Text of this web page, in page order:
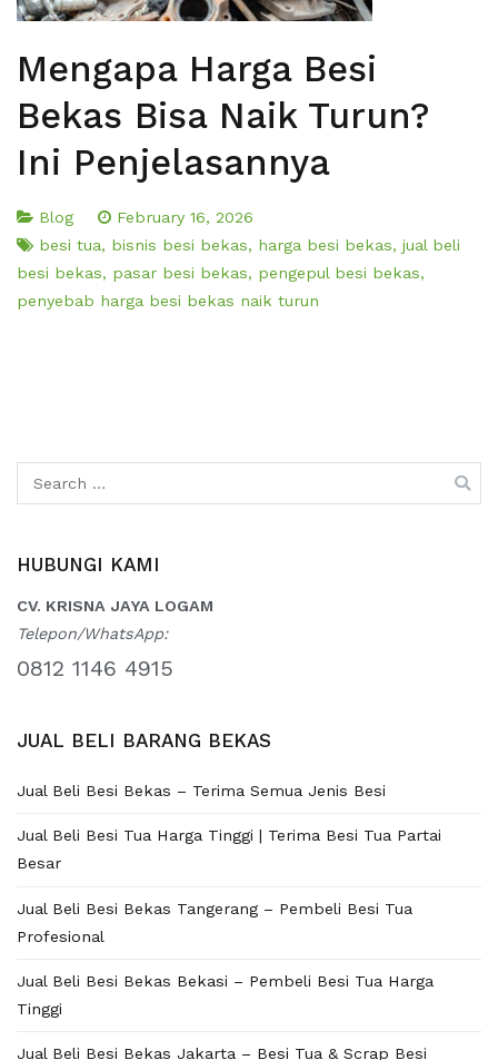
Mengapa Harga Besi
Bekas Bisa Naik Turun?
Ini Penjelasannya
Blog
February 16, 2026
besi tua, bisnis besi bekas, harga besi bekas, jual beli
besi bekas, pasar besi bekas, pengepul besi bekas,
penyebab harga besi bekas naik turun
for:
HUBUNGI KAMI
CV. KRISNA JAYA LOGAM
Telepon/WhatsApp:
0812 1146 4915
JUAL BELI BARANG BEKAS
Jual Beli Besi Bekas – Terima Semua Jenis Besi
Jual Beli Besi Tua Harga Tinggi | Terima Besi Tua Partai
Besar
Jual Beli Besi Bekas Tangerang – Pembeli Besi Tua
Profesional
Jual Beli Besi Bekas Bekasi – Pembeli Besi Tua Harga
Tinggi
Jual Beli Besi Bekas Jakarta – Besi Tua & Scrap Besi